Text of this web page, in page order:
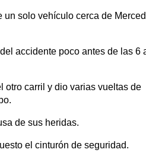
solo vehículo cerca de
accidente poco antes de las 6
otro carril y dio varias vueltas de
de sus heridas.
el cinturón de seguridad.